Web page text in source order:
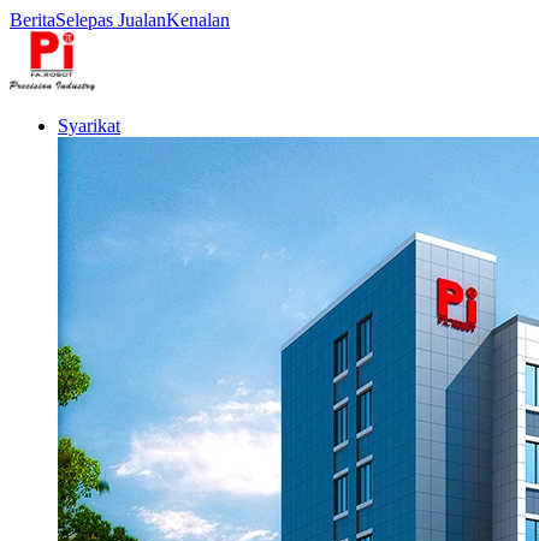
BeritaSelepas JualanKenalan
Syarikat